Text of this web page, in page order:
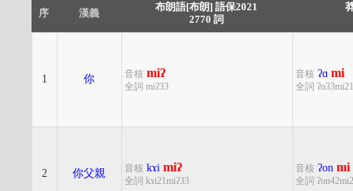
序 漢義
布朗語[布朗] 語保2021
2770 詞
1 你 音核 miʔ
全詞 miʔ33
音核 ʔɑ mi
全詞 ʔɑ33mi21
2 你父親 音核 kɤi miʔ
全詞 kɤi21miʔ33
音核 ʔon mi
全詞